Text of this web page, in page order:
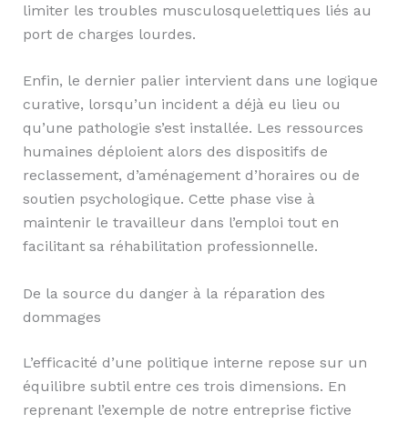
limiter les troubles musculosquelettiques liés au
port de charges lourdes.
Enfin, le dernier palier intervient dans une logique
curative, lorsqu’un incident a déjà eu lieu ou
qu’une pathologie s’est installée. Les ressources
humaines déploient alors des dispositifs de
reclassement, d’aménagement d’horaires ou de
soutien psychologique. Cette phase vise à
maintenir le travailleur dans l’emploi tout en
facilitant sa réhabilitation professionnelle.
De la source du danger à la réparation des
dommages
L’efficacité d’une politique interne repose sur un
équilibre subtil entre ces trois dimensions. En
reprenant l’exemple de notre entreprise fictive